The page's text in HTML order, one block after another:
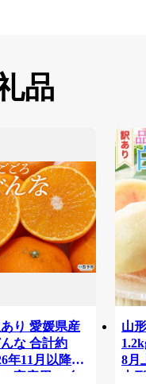
品
り 愛媛県産
な 合計約
年11月以降順
家庭用 ご自
山
8月
山